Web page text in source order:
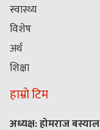
स्वास्थ्य
विशेष
अर्थ
शिक्षा
हाम्रो टिम
अध्यक्ष: होमराज बस्याल